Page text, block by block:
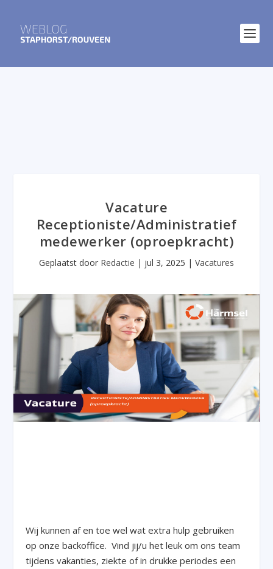
Vacature
Receptioniste/Administratief
medewerker (oproepkracht)
Geplaatst door Redactie | jul 3, 2025 | Vacatures
Wij kunnen af en toe wel wat extra hulp gebruiken
op onze backoffice. Vind jij/u het leuk om ons team
tijdens vakanties, ziekte of in drukke periodes een